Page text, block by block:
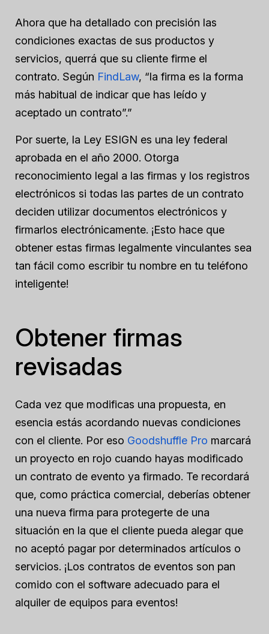
Ahora que ha detallado con precisión las
condiciones exactas de sus productos y
servicios, querrá que su cliente firme el
contrato. Según FindLaw, “la firma es la forma
más habitual de indicar que has leído y
aceptado un contrato”.”
Por suerte, la Ley ESIGN es una ley federal
aprobada en el año 2000. Otorga
reconocimiento legal a las firmas y los registros
electrónicos si todas las partes de un contrato
deciden utilizar documentos electrónicos y
firmarlos electrónicamente. ¡Esto hace que
obtener estas firmas legalmente vinculantes sea
tan fácil como escribir tu nombre en tu teléfono
inteligente!
Obtener firmas
revisadas
Cada vez que modificas una propuesta, en
esencia estás acordando nuevas condiciones
con el cliente. Por eso Goodshuffle Pro marcará
un proyecto en rojo cuando hayas modificado
un contrato de evento ya firmado. Te recordará
que, como práctica comercial, deberías obtener
una nueva firma para protegerte de una
situación en la que el cliente pueda alegar que
no aceptó pagar por determinados artículos o
servicios. ¡Los contratos de eventos son pan
comido con el software adecuado para el
alquiler de equipos para eventos!